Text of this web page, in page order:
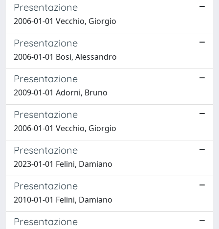
Presentazione
2006-01-01 Vecchio, Giorgio
Presentazione
2006-01-01 Bosi, Alessandro
Presentazione
2009-01-01 Adorni, Bruno
Presentazione
2006-01-01 Vecchio, Giorgio
Presentazione
2023-01-01 Felini, Damiano
Presentazione
2010-01-01 Felini, Damiano
Presentazione